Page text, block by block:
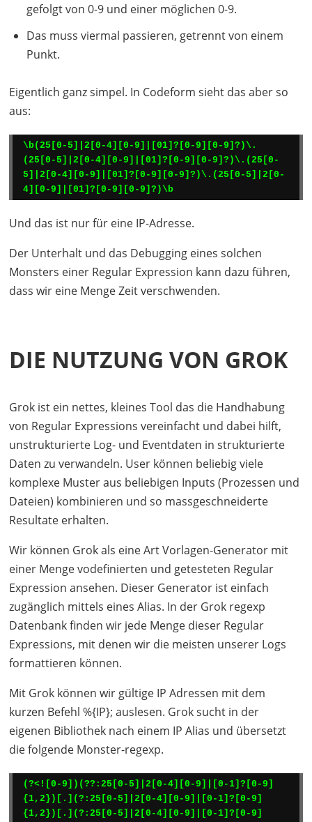
gefolgt von 0-9 und einer möglichen 0-9.
Das muss viermal passieren, getrennt von einem
Punkt.
Eigentlich ganz simpel. In Codeform sieht das aber so
aus:
\b(25[0-5]|2[0-4][0-9]|[01]?[0-9][0-9]?)\.
(25[0-5]|2[0-4][0-9]|[01]?[0-9][0-9]?)\.(25[0-
5]|2[0-4][0-9]|[01]?[0-9][0-9]?)\.(25[0-5]|2[0-
4][0-9]|[01]?[0-9][0-9]?)\b
Und das ist nur für eine IP-Adresse.
Der Unterhalt und das Debugging eines solchen
Monsters einer Regular Expression kann dazu führen,
dass wir eine Menge Zeit verschwenden.
DIE NUTZUNG VON GROK
Grok ist ein nettes, kleines Tool das die Handhabung
von Regular Expressions vereinfacht und dabei hilft,
unstrukturierte Log- und Eventdaten in strukturierte
Daten zu verwandeln. User können beliebig viele
komplexe Muster aus beliebigen Inputs (Prozessen und
Dateien) kombinieren und so massgeschneiderte
Resultate erhalten.
Wir können Grok als eine Art Vorlagen-Generator mit
einer Menge vodefinierten und getesteten Regular
Expression ansehen. Dieser Generator ist einfach
zugänglich mittels eines Alias. In der Grok regexp
Datenbank finden wir jede Menge dieser Regular
Expressions, mit denen wir die meisten unserer Logs
formattieren können.
Mit Grok können wir gültige IP Adressen mit dem
kurzen Befehl %{IP}; auslesen. Grok sucht in der
eigenen Bibliothek nach einem IP Alias und übersetzt
die folgende Monster-regexp.
(?<![0-9])(??:25[0-5]|2[0-4][0-9]|[0-1]?[0-9]
{1,2})[.](?:25[0-5]|2[0-4][0-9]|[0-1]?[0-9]
{1,2})[.](?:25[0-5]|2[0-4][0-9]|[0-1]?[0-9]